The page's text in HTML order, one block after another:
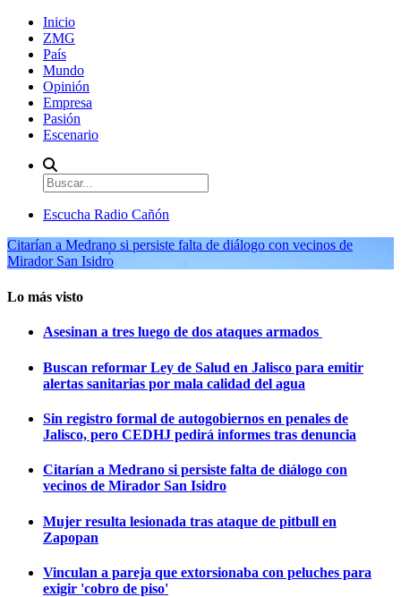
Inicio
ZMG
País
Mundo
Opinión
Empresa
Pasión
Escenario
Escucha Radio Cañón
Citarían a Medrano si persiste falta de diálogo con vecinos de
Mirador San Isidro
Lo más visto
Asesinan a tres luego de dos ataques armados
Buscan reformar Ley de Salud en Jalisco para emitir
alertas sanitarias por mala calidad del agua
Sin registro formal de autogobiernos en penales de
Jalisco, pero CEDHJ pedirá informes tras denuncia
Citarían a Medrano si persiste falta de diálogo con
vecinos de Mirador San Isidro
Mujer resulta lesionada tras ataque de pitbull en
Zapopan
Vinculan a pareja que extorsionaba con peluches para
exigir 'cobro de piso'